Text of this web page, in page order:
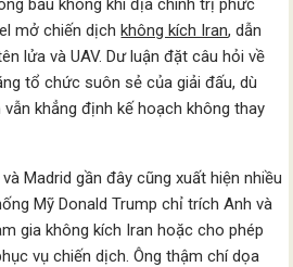
bầu không khí địa chính trị phức
mở chiến dịchkhông kích Iran, dẫn
lửa và UAV. Dư luận đặt câu hỏi về
tổ chức suôn sẻ của giải đấu, dù
khẳng định kế hoạch không thay
Madrid gần đây cũng xuất hiện nhiều
Mỹ Donald Trump chỉ trích Anh và
gia không kích Iran hoặc cho phép
vụ chiến dịch. Ông thậm chí dọa